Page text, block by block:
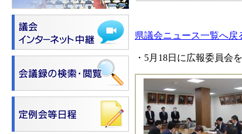
県議会ニュース一覧へ戻
・5月18日に広報委員会